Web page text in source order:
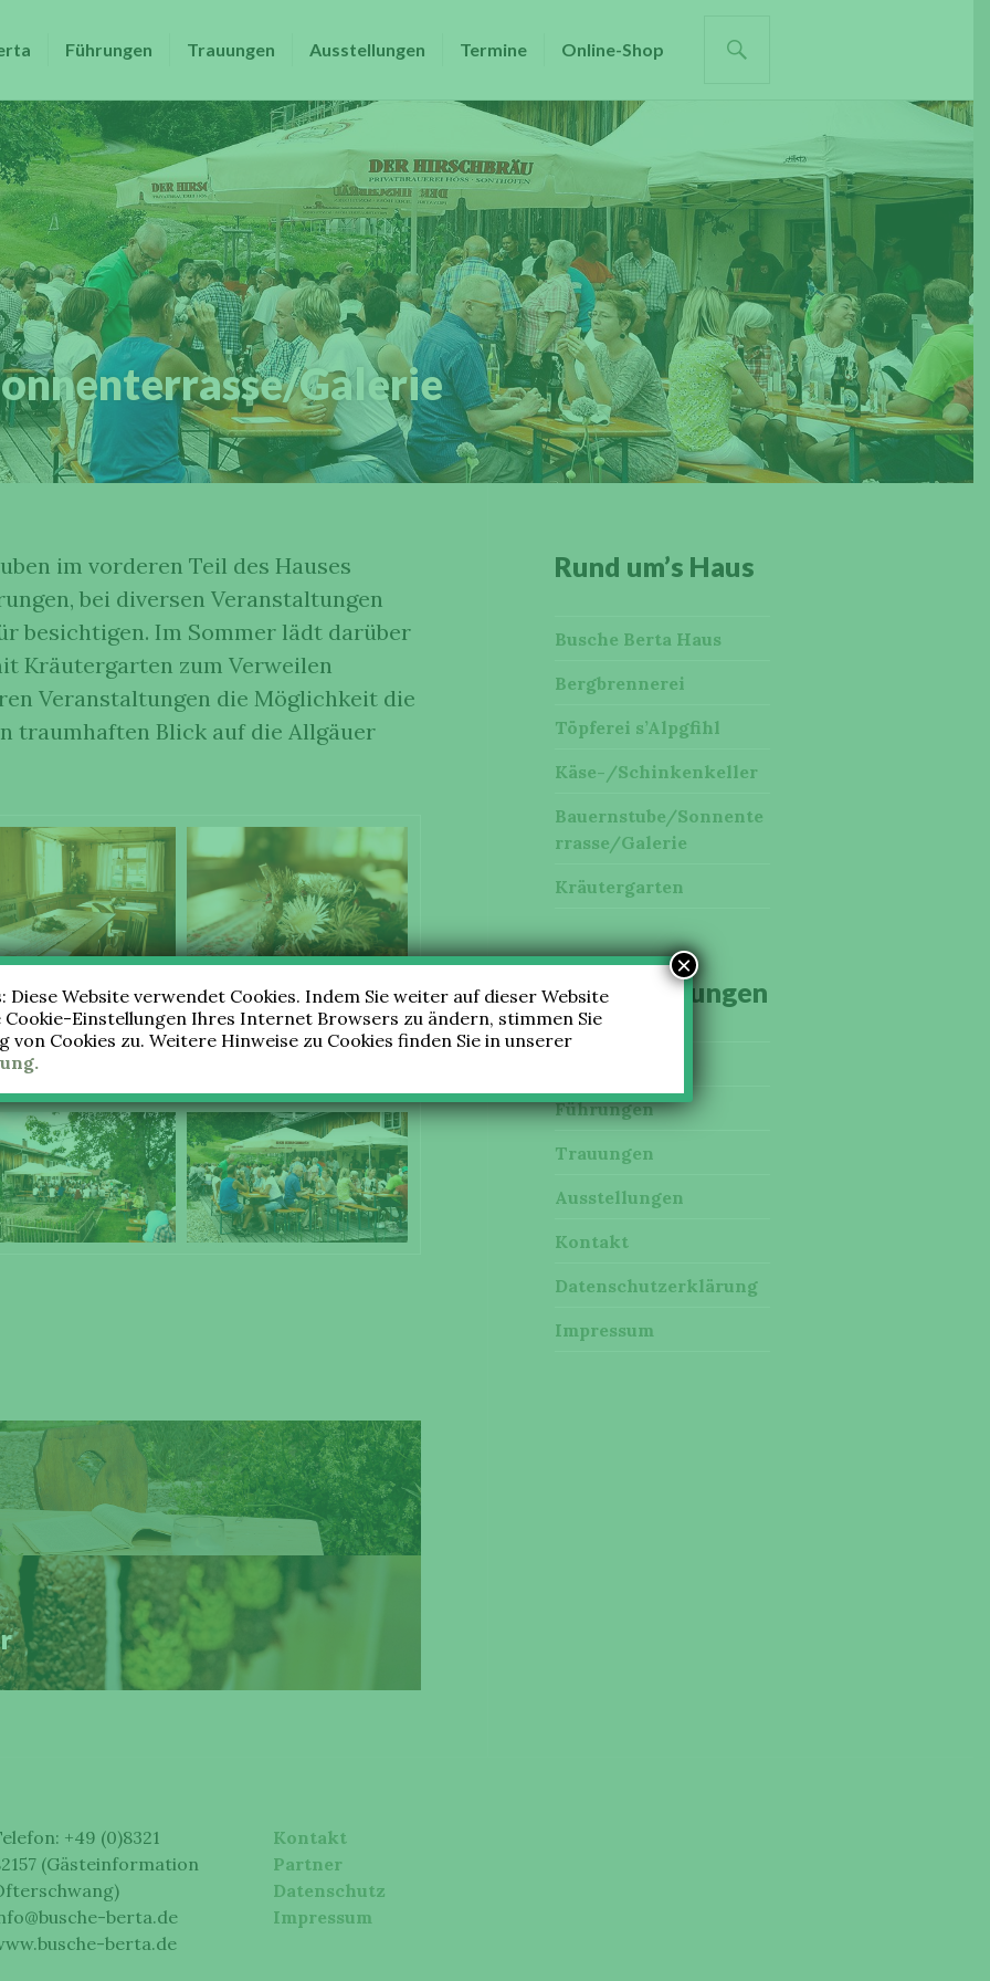
Führungen Trauungen Ausstellungen Termine Online-Shop
Galerie
im vorderen Teil des Hauses
bei diversen Veranstaltungen
besichtigen. Im Sommer lädt darüber
Kräutergarten zum Verweilen
Veranstaltungen die Möglichkeit die
traumhaften Blick auf die Allgäuer
Rund um’s Haus
Busche Berta Haus
Bergbrennerei
Töpferei s’Alpgfihl
Käse-/Schinkenkeller
Bauernstube/Sonnente
rrasse/Galerie
Kräutergarten
Veranstaltungen
Führungen
Trauungen
Ausstellungen
Kontakt
Datenschutzerklärung
Impressum
+49 (0)8321
(Gästeinformation
berta.de
berta.de
Kontakt
Partner
Datenschutz
Impressum
Diese Website verwendet Cookies. Indem Sie weiter auf dieser Website
Cookie-Einstellungen Ihres Internet Browsers zu ändern, stimmen Sie
von Cookies zu. Weitere Hinweise zu Cookies finden Sie in unserer
×